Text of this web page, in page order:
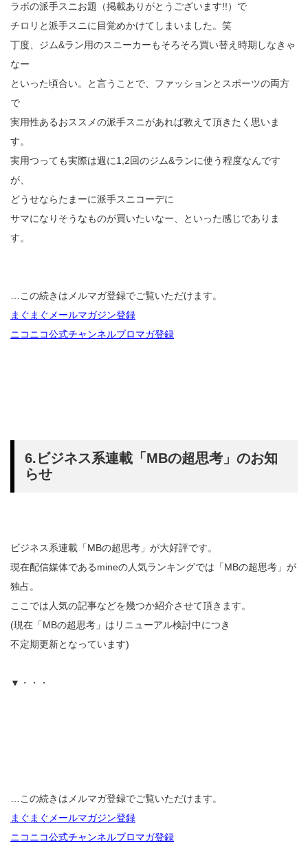
ラボの派手スニお題（掲載ありがとうございます!!）で
チロリと派手スニに目覚めかけてしまいました。笑
丁度、ジム&ラン用のスニーカーもそろそろ買い替え時期しなきゃ
なー
といった頃合い。と言うことで、ファッションとスポーツの両方
で
実用性あるおススメの派手スニがあれば教えて頂きたく思いま
す。
実用つっても実際は週に1,2回のジム&ランに使う程度なんです
が、
どうせならたまーに派手スニコーデに
サマになりそうなものが買いたいなー、といった感じでありま
す。
…この続きはメルマガ登録でご覧いただけます。
まぐまぐメールマガジン登録
ニコニコ公式チャンネルブロマガ登録
6.ビジネス系連載「MBの超思考」のお知
らせ
ビジネス系連載「MBの超思考」が大好評です。
現在配信媒体であるmineの人気ランキングでは「MBの超思考」が
独占。
ここでは人気の記事などを幾つか紹介させて頂きます。
(現在「MBの超思考」はリニューアル検討中につき
不定期更新となっています)
▼・・・
…この続きはメルマガ登録でご覧いただけます。
まぐまぐメールマガジン登録
ニコニコ公式チャンネルブロマガ登録